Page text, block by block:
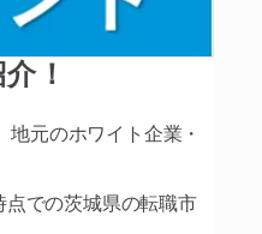
！
元のホワイト企業・
点での茨城県の転職市